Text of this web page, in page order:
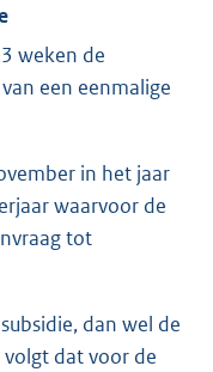
weken de
een eenmalige
in het jaar
waarvoor de
tot
dan wel de
dat voor de